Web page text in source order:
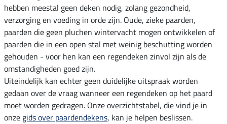
hebben meestal geen deken nodig, zolang gezondheid,
verzorging en voeding in orde zijn. Oude, zieke paarden,
paarden die geen pluchen wintervacht mogen ontwikkelen of
paarden die in een open stal met weinig beschutting worden
gehouden - voor hen kan een regendeken zinvol zijn als de
omstandigheden goed zijn.
Uiteindelijk kan echter geen duidelijke uitspraak worden
gedaan over de vraag wanneer een regendeken op het paard
moet worden gedragen. Onze overzichtstabel, die vind je in
onze gids over paardendekens, kan je helpen beslissen.